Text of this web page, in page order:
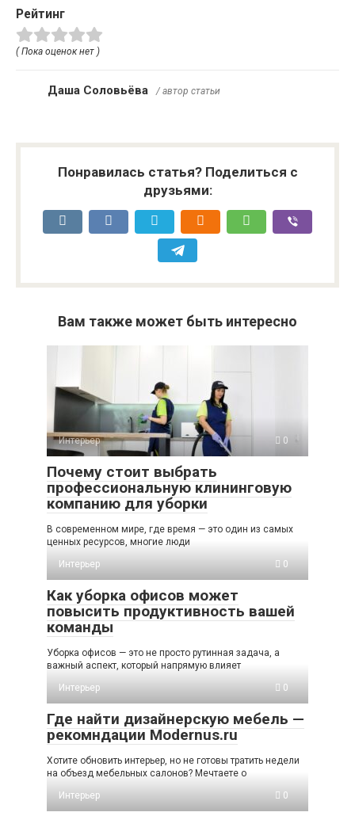
Рейтинг
( Пока оценок нет )
Даша Соловьёва / автор статьи
Понравилась статья? Поделиться с
друзьями:
Вам также может быть интересно
Интерьер 0
Почему стоит выбрать
профессиональную клининговую
компанию для уборки
В современном мире, где время — это один из самых
ценных ресурсов, многие люди
Интерьер
0
Как уборка офисов может
повысить продуктивность вашей
команды
Уборка офисов — это не просто рутинная задача, а
важный аспект, который напрямую влияет
Интерьер
0
Где найти дизайнерскую мебель —
рекомндации Modernus.ru
Хотите обновить интерьер, но не готовы тратить недели
на объезд мебельных салонов? Мечтаете о
Интерьер
0